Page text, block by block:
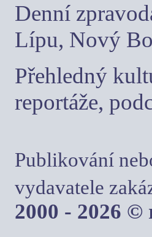
Denní
Lípu, Nový
Přehledný
reportáže,
Publikování
vydavatele
2000 - 2026